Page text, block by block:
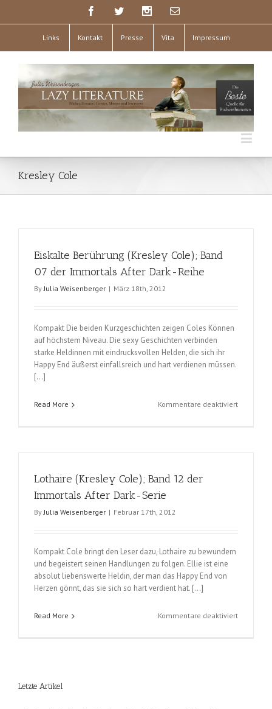
Links Kontakt Presse Vita Impressum
Kresley Cole
Eiskalte Berührung (Kresley Cole); Band
07 der Immortals After Dark-Reihe
ByJulia Weisenberger | März 18th, 2012
Kompakt Die beiden Kurzgeschichten zeigen Coles Können
auf höchstem Niveau. Die sexy Geschichten verbinden
starke Heldinnen mit eindrucksvollen Helden, die sich ihr
Happy End äußerst einfallsreich und hart verdienen müssen.
[…]
Read More Kommentare deaktiviertfür
Lothaire (Kresley Cole); Band 12 der
Immortals After Dark-Serie
ByJulia Weisenberger | Februar 17th, 2012
Kompakt Cole bringt den Leser dazu, Lothaire zu bewundern
und begeistert seinen Handlungen zu folgen. Ellie ist eine
absolut liebenswerte Heldin, der man das Happy End von
Herzen gönnt, das sie sich so hart verdient hat. […]
Read More Kommentare deaktiviertfür
Letzte Artikel